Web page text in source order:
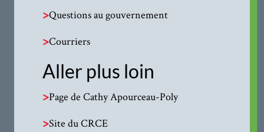
>Questions au gouvernement
>Courriers
Aller plus loin
>Page de Cathy Apourceau-Poly
>Site du CRCE